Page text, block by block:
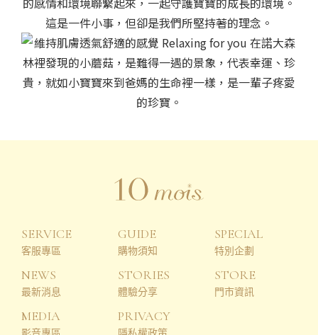
SERVICE
客服專區
GUIDE
購物須知
SPECIAL
特別企劃
NEWS
最新消息
STORIES
體驗分享
STORE
門市資訊
MEDIA PRIVACY